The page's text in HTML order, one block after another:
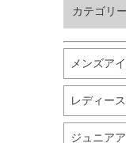
カテゴリー
バスケット
シューズ
メンズア
レディー
ジュニア